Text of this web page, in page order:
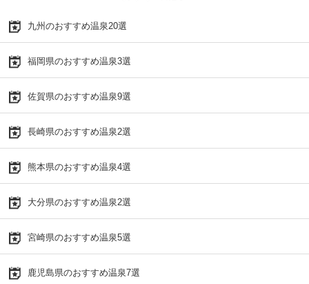
九州のおすすめ温泉20選
福岡県のおすすめ温泉3選
佐賀県のおすすめ温泉9選
長崎県のおすすめ温泉2選
熊本県のおすすめ温泉4選
大分県のおすすめ温泉2選
宮崎県のおすすめ温泉5選
鹿児島県のおすすめ温泉7選